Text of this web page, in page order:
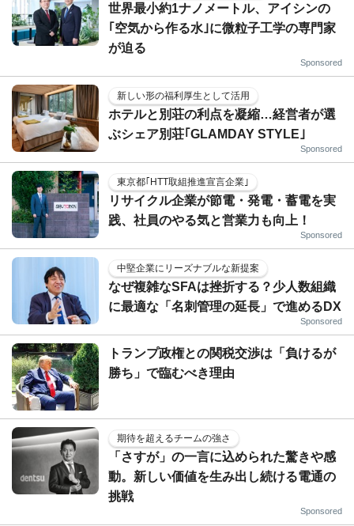
世界最小約1ナノメートル、アイシンの
｢空気から作る水｣に微粒子工学の専門家
が迫る
Sponsored
新しい形の福利厚生として活用
ホテルと別荘の利点を凝縮…経営者が選
ぶシェア別荘｢GLAMDAY STYLE｣
Sponsored
東京都｢HTT取組推進宣言企業｣
リサイクル企業が節電・発電・蓄電を実
践、社員のやる気と営業力も向上！
Sponsored
中堅企業にリーズナブルな新提案
なぜ複雑なSFAは挫折する？少人数組織
に最適な「名刺管理の延長」で進めるDX
Sponsored
トランプ政権との関税交渉は「負けるが
勝ち」で臨むべき理由
期待を超えるチームの強さ
「さすが」の一言に込められた驚きや感
動。新しい価値を生み出し続ける電通の
挑戦
Sponsored